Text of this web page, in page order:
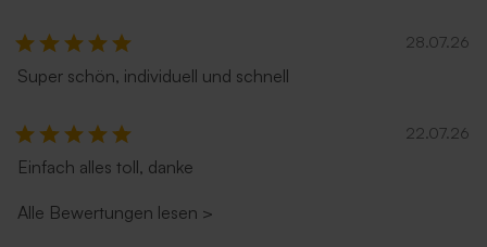
28.07.26
Super schön, individuell und schnell
22.07.26
Einfach alles toll, danke
Alle Bewertungen lesen >